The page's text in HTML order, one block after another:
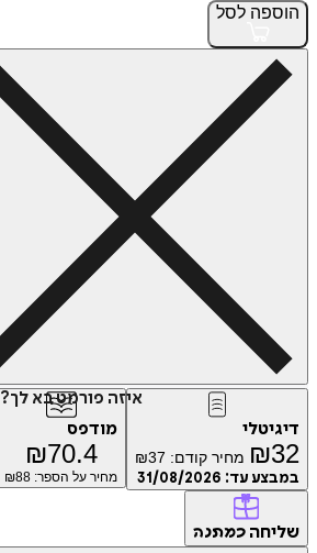
הוספה לסל
איזה פורמט בא לך?
דיגיטלי
₪32 מחיר קודם: ₪37
במבצע עד: 31/08/2026
מודפס
₪70.4
מחיר על הספר: ₪ 88
שליחה כמתנה